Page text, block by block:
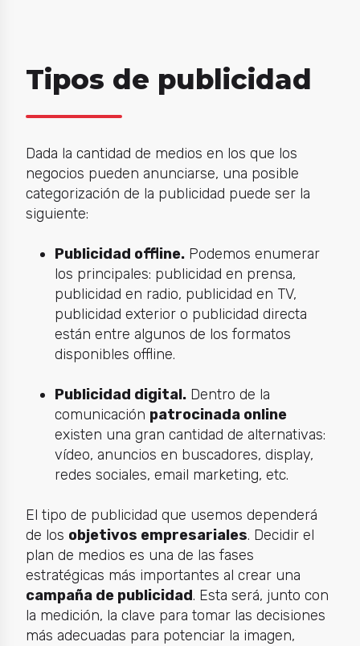
Tipos de publicidad
Dada la cantidad de medios en los que los
negocios pueden anunciarse, una posible
categorización de la publicidad puede ser la
siguiente:
Publicidad offline.Podemos enumerar
los principales: publicidad en prensa,
publicidad en radio, publicidad en TV,
publicidad exterior o publicidad directa
están entre algunos de los formatos
disponibles offline.
Publicidad digital.Dentro de la
comunicación patrocinada online
existen una gran cantidad de alternativas:
vídeo, anuncios en buscadores, display,
redes sociales, email marketing, etc.
El tipo de publicidad que usemos dependerá
de los objetivos empresariales. Decidir el
plan de medios es una de las fases
estratégicas más importantes al crear una
campaña de publicidad. Esta será, junto con
la medición, la clave para tomar las decisiones
más adecuadas para potenciar la imagen,